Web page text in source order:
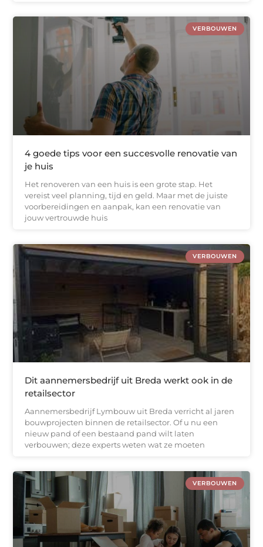
VERBOUWEN
4 goede tips voor een succesvolle renovatie van
je huis
Het renoveren van een huis is een grote stap. Het
vereist veel planning, tijd en geld. Maar met de juiste
voorbereidingen en aanpak, kan een renovatie van
jouw vertrouwde huis
VERBOUWEN
Dit aannemersbedrijf uit Breda werkt ook in de
retailsector
Aannemersbedrijf Lymbouw uit Breda verricht al jaren
bouwprojecten binnen de retailsector. Of u nu een
nieuw pand of een bestaand pand wilt laten
verbouwen; deze experts weten wat ze moeten
VERBOUWEN